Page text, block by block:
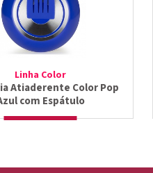
Linha Color
Atiaderente Color Pop
com Espátulo